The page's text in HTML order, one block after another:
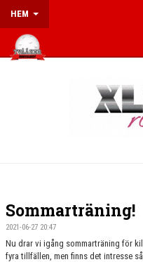
HEM
SPORTSHOP
OM FÖRENINGEN
Sommarträning!
2021-06-27 20:47
Nu drar vi igång sommarträning för
fyra tillfällen, men finns det intresse